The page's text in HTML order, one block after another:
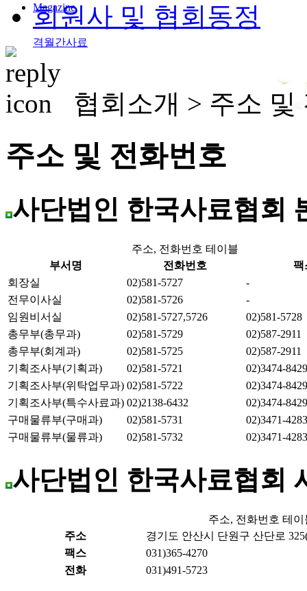
Magazine
격월간사료
회원사 및 협회동정
협회소개 > 주소 및
주소 및 전화번호
사단법인 한국사료협회
주소, 전화번호 테이블
부서명
전화번호
팩
회장실
02)581-5727
-
전무이사실
02)581-5726
-
임원비서실
02)581-5727,5726
02)581-5728
총무부(총무과)
02)581-5729
02)587-2911
총무부(회계과)
02)581-5725
02)587-2911
기획조사부(기획과)
02)581-5721
02)3474-8429
기획조사부(위탁업무과) 02)581-5722
02)3474-8429
기획조사부(특수사료과) 02)2138-6432
02)3474-8429
구매물류부(구매과)
02)581-5731
02)3471-4283
구매물류부(물류과)
02)581-5732 02)3471-4283
사단법인 한국사료협회
주소, 전화번호 테이
주소
경기도 안산시 단원구 산단로
팩스
031)365-4270
전화
031)491-5723